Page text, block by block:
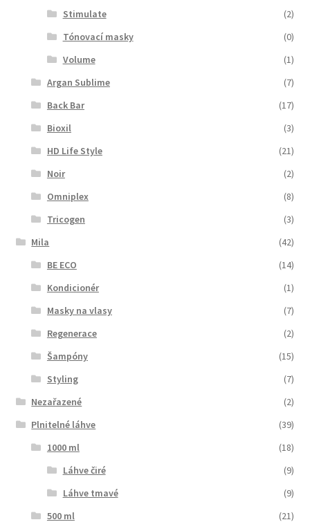
Stimulate
(2)
Tónovací masky
(0)
Volume
(1)
Argan Sublime
(7)
Back Bar
(17)
Bioxil
(3)
HD Life Style
(21)
Noir
(2)
Omniplex
(8)
Tricogen
(3)
Mila
(42)
BE ECO
(14)
Kondicionér
(1)
Masky na vlasy
(7)
Regenerace
(2)
Šampóny
(15)
Styling
(7)
Nezařazené
(2)
Plnitelné láhve
(39)
1000 ml
(18)
Láhve čiré
(9)
Láhve tmavé
(9)
500 ml
(21)